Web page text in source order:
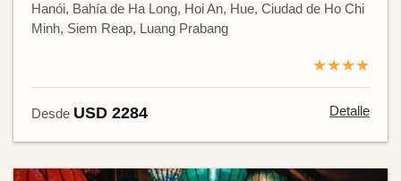
Hanói, Bahía de Ha Long, Hoi An, Hue, Ciudad de Ho Chi
Minh, Siem Reap, Luang Prabang
★★★★
Desde USD 2284 Detalle